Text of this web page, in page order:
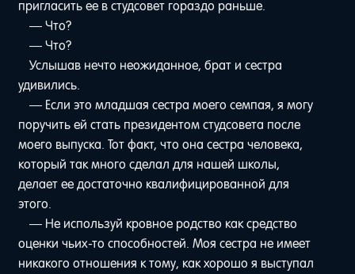
пригласить ее в студсовет гораздо раньше.
— Что?
— Что?
Услышав нечто неожиданное, брат и сестра
удивились.
— Если это младшая сестра моего семпая, я могу
поручить ей стать президентом студсовета после
моего выпуска. Тот факт, что она сестра человека,
который так много сделал для нашей школы,
делает ее достаточно квалифицированной для
этого.
— Не используй кровное родство как средство
оценки чьих-то способностей. Моя сестра не имеет
никакого отношения к тому, как хорошо я выступал